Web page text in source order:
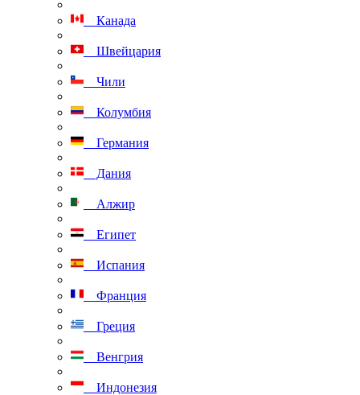
Канада
Швейцария
Чили
Колумбия
Германия
Дания
Алжир
Египет
Испания
Франция
Греция
Венгрия
Индонезия